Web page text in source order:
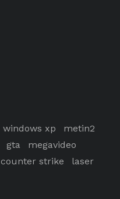
windows xp
metin2
gta
megavideo
counter strike laser